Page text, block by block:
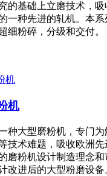
的基础上立磨技术，
一种先进的轧机。本
细粉碎，分级和交付
机
种大型磨粉机，专门
技术难题，吸收欧洲
磨粉机设计制造理念
改进后的大型粉磨设